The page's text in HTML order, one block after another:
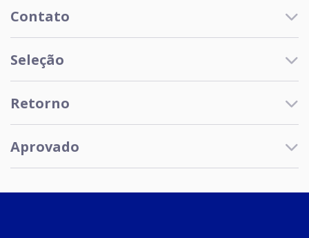
Contato
Seleção
Retorno
Aprovado